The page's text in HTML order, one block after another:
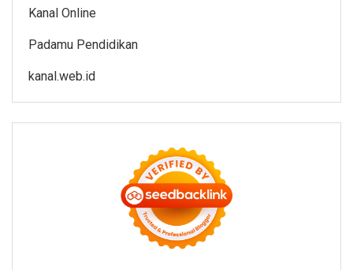
Kanal Online
Padamu Pendidikan
kanal.web.id